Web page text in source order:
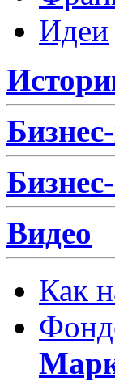
Идеи
Видео
Как